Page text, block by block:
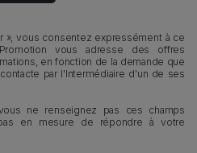
», vous consentez expressément à ce
vous adresse des offres
en fonction de la demande que
par l'Intermédiaire d'un de ses
ne renseignez pas ces champs
en mesure de répondre à votre